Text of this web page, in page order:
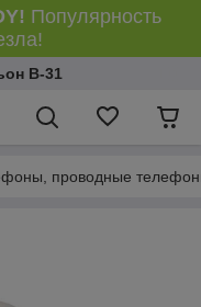
Популярность
В-31
проводные